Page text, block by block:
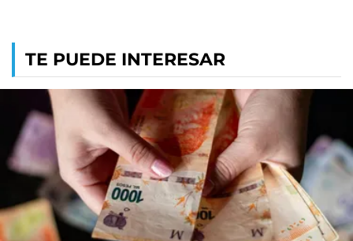
TE PUEDE INTERESAR